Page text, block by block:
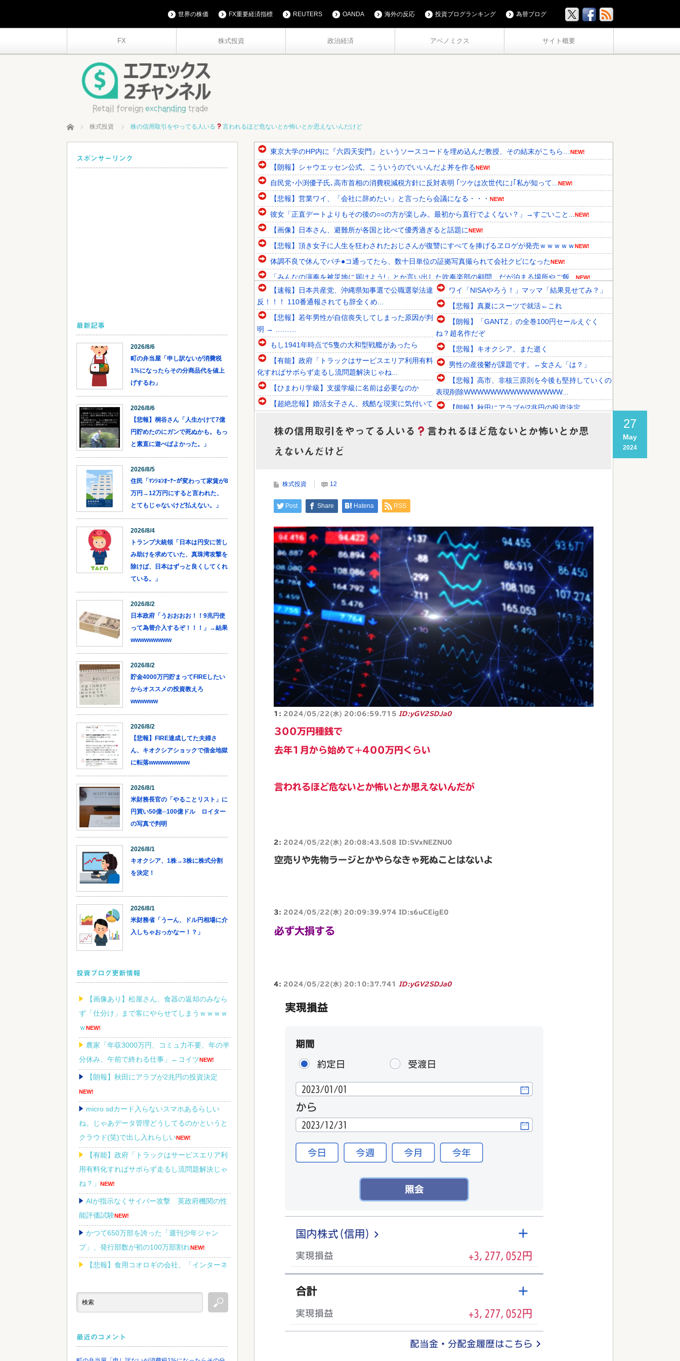
FX 株式投資 政治経済 アベノミクス サイト概要
世界の株価 FX重要経済指標 REUTERS OANDA 海外の反応 投資ブログランキング 為替ブログ
ホーム 株式投資 株の信用取引をやってる人いる 言われるほど危ないとか怖いとか思えないんだけど
東京大学のHP内に『六四天安門』というソースコードを埋め込んだ教授、その結末がこちら… NEW!
【朗報】シャウエッセン公式、こういうのでいいんだよ丼を作るNEW!
自民党･小渕優子氏､高市首相の消費税減税方針に反対表明 ｢ツケは次世代に｣｢私が知って... NEW!
【悲報】営業ワイ、「会社に辞めたい」と言ったら会議になる・・・ NEW!
彼女「正直デートよりもその後の○○の方が楽しみ。最初から直行でよくない？」→すごいこと... NEW!
【画像】日本さん、避難所が各国と比べて優秀過ぎると話題にNEW!
【悲報】頂き女子に人生を狂わされたおじさんが復讐にすべてを捧げるヱロゲが発売ｗｗｗｗｗNEW!
体調不良で休んでパチ●コ通ってたら、数十日単位の証拠写真撮られて会社クビになったNEW!
「みんなの演奏を被災地に届けよう!」とか言い出した吹奏楽部の顧問、だが泊まる場所やご飯... NEW!
韓国人「韓国人組織19名が一斉検挙される！カンボジアからカザフスタンへ拠点を移して詐欺...NEW!
韓国人「日本が東アジア地域で最も高い結婚率と出生率を維持している理由に韓国人が衝撃！」...
韓国人「青年失業率7.0%の韓国で日本が韓国人の海外就業先国家で1位に！」→「日本の手...
Powered by livedoor 相互RSS
【速報】日本共産党、沖縄県知事選で公職選挙法違
反！！！ 110番通報されても辞全くめ...
【悲報】若年男性が自信喪失してしまった原因が判
明 → ………
もし1941年時点で5隻の大和型戦艦があったら
【有能】政府「トラックはサービスエリア利用有料
化すればサボらず走るし流問題解決じゃね...
【ひまわり学級】支援学級に名前は必要なのか
【超絶悲報】婚活女子さん、残酷な現実に気付いて
【衝撃】YouTuber山口達也さん、チェンソーで竹
ワイ「NISAやろう！」マッマ「結果見せてみ？」
【悲報】真夏にスーツで就活←これ
【朗報】「GANTZ」の全巻100円セールえぐく
ね？超名作だぞ
【悲報】キオクシア、また逝く
男性の産後鬱が課題です。←女さん「は？」
【悲報】高市、非核三原則を今後も堅持していくの
表現削除WWWWWWWWWWWWWWW...
【朗報】秋田にアラブが2兆円の投資決定
27
May
2024
株の信用取引をやってる人いる
言われるほど危ないとか怖いとか思
えないんだけど
株式投資 12
Post Share Hatena RSS
1: 2024/05/22(水) 20:06:59.715 ID:yGV2SDJa0
300万円種銭で
去年1月から始めて+400万円くらい
言われるほど危ないとか怖いとか思えないんだが
2: 2024/05/22(水) 20:08:43.508 ID:SVxNEZNU0
空売りや先物ラージとかやらなきゃ死ぬことはないよ
3: 2024/05/22(水) 20:09:39.974 ID:s6uCEigE0
必ず大損する
4: 2024/05/22(水) 20:10:37.741 ID:yGV2SDJa0
スポンサーリンク
最新記事
2026/8/6
町の弁当屋「申し訳ないが消費税
1%になったらその分商品代を値上
げするわ」
2026/8/6
【悲報】桐谷さん「人生かけて7億
円貯めたのにガンで死ぬかも。もっ
と素直に遊べばよかった。」
2026/8/5
住民「ﾏﾝｼｮﾝｵｰﾅｰが変わって家賃が8
万円→12万円にすると言われた、
とてもじゃないけど払えない。」
2026/8/4
トランプ大統領「日本は円安に苦し
み助けを求めていた、真珠湾攻撃を
除けば、日本はずっと良くしてくれ
ている。」
2026/8/2
日本政府「うおおおお！！9兆円使
って為替介入するぞ！！！」→結果
wwwwwwwww
2026/8/2
貯金4000万円貯まってFIREしたい
からオススメの投資教えろ
wwwwww
2026/8/2
【悲報】FIRE達成してた夫婦さ
ん、キオクシアショックで借金地獄
に転落wwwwwwwww
2026/8/1
米財務長官の「やることリスト」に
円買い50億─100億ドル ロイター
の写真で判明
2026/8/1
キオクシア、1株→3株に株式分割
を決定！
2026/8/1
米財務省「うーん、ドル円相場に介
入しちゃおっかなー！？」
投資ブログ更新情報
【画像あり】松屋さん、食器の返却のみなら
ず「仕分け」まで客にやらせてしまうｗｗｗｗ
ｗNEW!
農家「年収3000万円、コミュ力不要、年の半
分休み、午前で終わる仕事」←コイツNEW!
【朗報】秋田にアラブが2兆円の投資決定
NEW!
micro sdカード入らないスマホあるらしい
ね。じゃあデータ管理どうしてるのかというと
クラウド(笑)で出し入れらしいNEW!
【有能】政府「トラックはサービスエリア利
用有料化すればサボらず走るし流問題解決じゃ
ね？」
NEW!
AIが指示なくサイバー攻撃 英政府機関の性
能評価試験NEW!
かつて650万部を誇った「週刊少年ジャン
プ」、発行部数が初の100万部割れNEW!
【悲報】食用コオロギの会社、「インターネ
「Linuxで十分じゃね…？」世界が気付き始め
る Linuxの市場シェアが初めて10%超える
最近のコメント